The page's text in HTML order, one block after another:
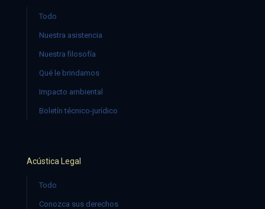
Todo
Nuestra asistencia
Nuestra filosofía
Qué le brindamos
Impacto ambiental
Boletín técnico-jurídico
Acústica Legal
Todo
Conozca sus derechos